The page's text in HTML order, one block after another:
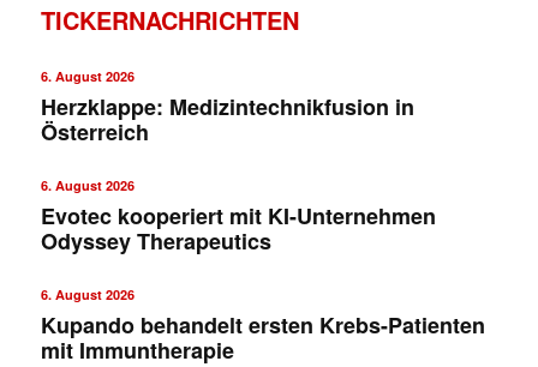
TICKERNACHRICHTEN
6. August 2026
Herzklappe: Medizintechnikfusion in
Österreich
6. August 2026
Evotec kooperiert mit KI-Unternehmen
Odyssey Therapeutics
6. August 2026
Kupando behandelt ersten Krebs-Patienten
mit Immuntherapie